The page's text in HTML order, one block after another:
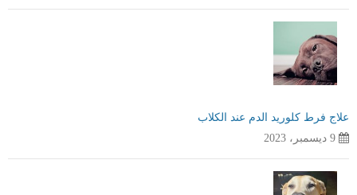
علاج فرط كلوريد الدم عند الكلاب
9 ديسمبر، 2023